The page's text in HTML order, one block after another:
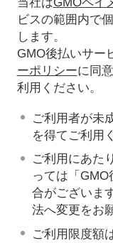
ビスの範囲内で
します。
GMO後払いサー
ーポリシーに同
利用ください。
ご利用者が未
を得てご利用
ご利用にあた
っては「
合がございま
法へ変更をお
ご利用限度額